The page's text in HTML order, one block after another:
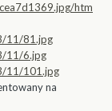
htm
11/81.jpg
11/6.jpg
11/101.jpg
na